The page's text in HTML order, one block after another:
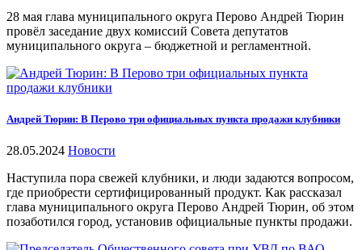
28 мая глава муниципального округа Перово Андрей Тюрин
провёл заседание двух комиссий Совета депутатов
муниципального округа – бюджетной и регламентной.
Андрей Тюрин: В Перово три официальных пункта продажи клубники
28.05.2024 Новости
Наступила пора свежей клубники, и люди задаются вопросом,
где приобрести сертифицированный продукт. Как рассказал
глава муниципального округа Перово Андрей Тюрин, об этом
позаботился город, установив официальные пункты продажи.